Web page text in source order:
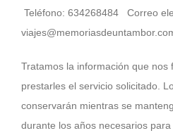
Teléfono: 634268484 Correo
Tratamos la información que nos
prestarles el servicio solicitado.
conservarán mientras se
durante los años necesarios